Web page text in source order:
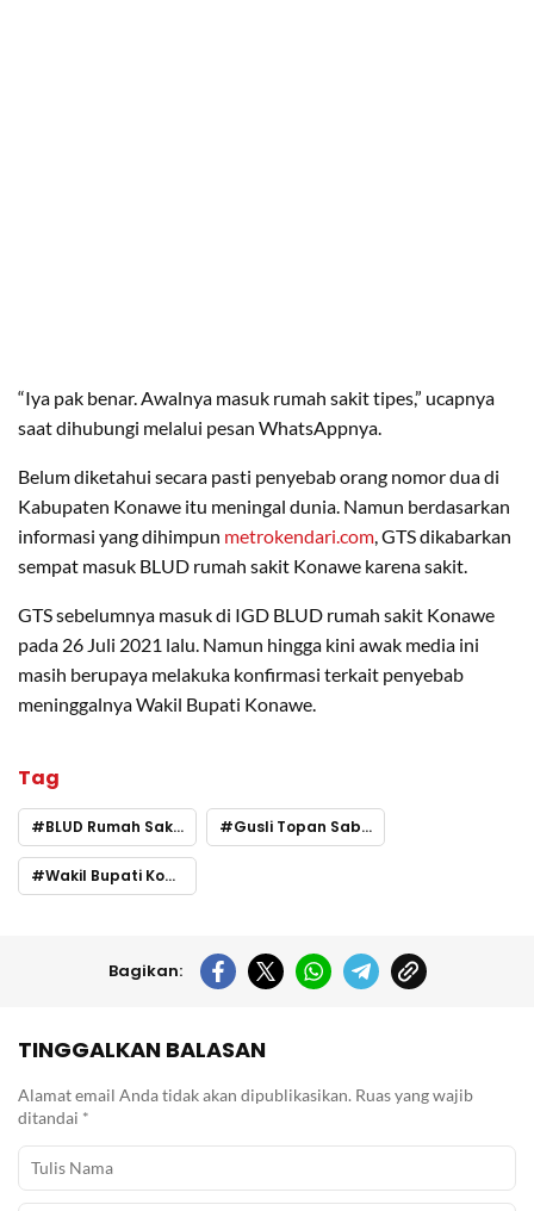
“Iya pak benar. Awalnya masuk rumah sakit tipes,” ucapnya
saat dihubungi melalui pesan WhatsAppnya.
Belum diketahui secara pasti penyebab orang nomor dua di
Kabupaten Konawe itu meningal dunia. Namun berdasarkan
informasi yang dihimpun metrokendari.com , GTS dikabarkan
sempat masuk BLUD rumah sakit Konawe karena sakit.
GTS sebelumnya masuk di IGD BLUD rumah sakit Konawe
pada 26 Juli 2021 lalu. Namun hingga kini awak media ini
masih berupaya melakuka konfirmasi terkait penyebab
meninggalnya Wakil Bupati Konawe.
Tag
BLUD Rumah Sakit Konawe Gusli Topan Sabara
Wakil Bupati Konawe Meninggal
Bagikan:
TINGGALKAN BALASAN
Alamat email Anda tidak akan dipublikasikan. Ruas yang wajib
ditandai *